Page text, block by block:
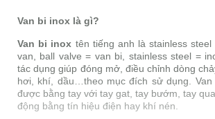
Van bi inox là gì?
Van bi inox tên tiếng anh là stainless steel
van, ball valve = van bi, stainless steel =
tác dụng giúp đóng mở, điều chỉnh dòng
hơi, khí, dầu…theo mục đích sử dụng. Van
được bằng tay với tay gat, tay bướm, tay
động bằng tín hiệu điện hay khí nén.